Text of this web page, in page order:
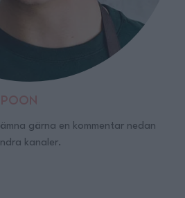
gärna en kommentar nedan
kanaler.